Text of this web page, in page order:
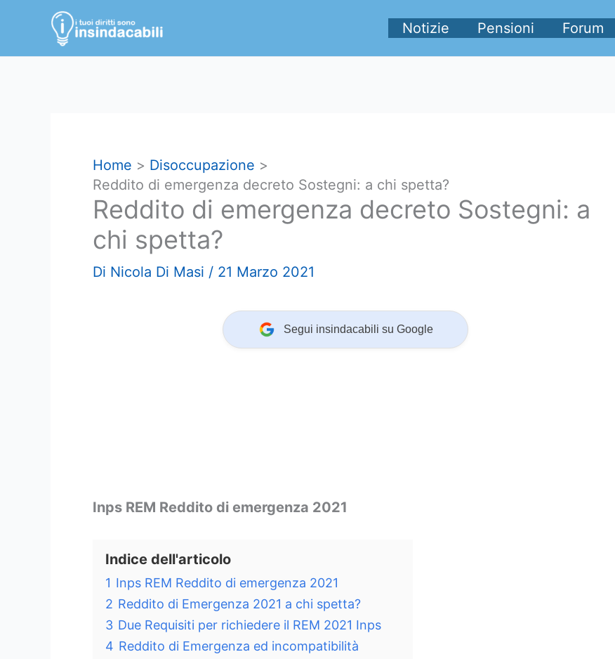
contenuto
Notizie Pensioni Forum
Home
Disoccupazione
Reddito di emergenza decreto Sostegni: a chi spetta?
Reddito di emergenza decreto Sostegni: a
chi spetta?
Di Nicola Di Masi / 21 Marzo 2021
Segui insindacabili su Google
Inps REM Reddito di emergenza 2021
Indice dell'articolo
1 Inps REM Reddito di emergenza 2021
2 Reddito di Emergenza 2021 a chi spetta?
3 Due Requisiti per richiedere il REM 2021 Inps
4 Reddito di Emergenza ed incompatibilità